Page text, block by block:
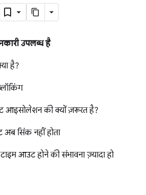
उपलब्ध है
है?
आइसोलेशन की क्यों ज़रूरत है?
सिंक नहीं होता
आउट होने की संभावना ज़्यादा हो